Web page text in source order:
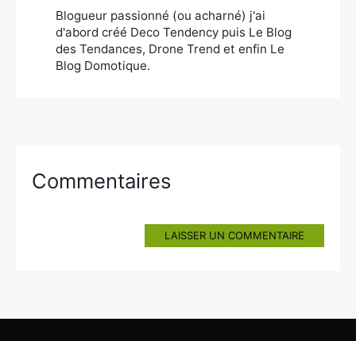
Blogueur passionné (ou acharné) j'ai
d'abord créé Deco Tendency puis Le Blog
des Tendances, Drone Trend et enfin Le
Blog Domotique.
Commentaires
LAISSER UN COMMENTAIRE